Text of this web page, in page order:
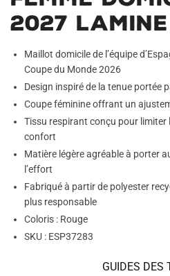
2027
Maillot domicile de l’équipe
Coupe du Monde 2026
Design inspiré de la tenue portée
Coupe féminine offrant un
Tissu respirant conçu pour
confort
Matière légère agréable à porter
l’effort
Fabriqué à partir de polyester
plus responsable
Coloris : Rouge
SKU : ESP37283
GUIDES DES